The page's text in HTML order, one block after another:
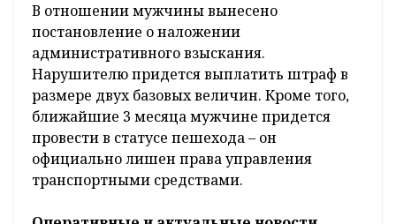
В отношении мужчины вынесено
постановление о наложении
административного взыскания.
Нарушителю придется выплатить штраф в
размере двух базовых величин. Кроме того,
ближайшие 3 месяца мужчине придется
провести в статусе пешехода – он
официально лишен права управления
транспортными средствами.